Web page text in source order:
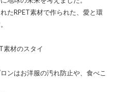
たRPET素材で作られた、愛と環
素材のスタイ
ンはお洋服の汚れ防止や、食べこ